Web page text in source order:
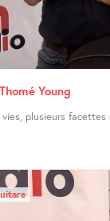
Thomé Young
vies, plusieurs facettes